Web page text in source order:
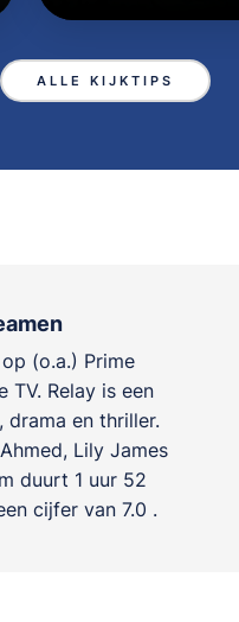
ALLE KIJKTIPS
(o.a.) Prime
TV. Relay is een
drama en thriller.
, Lily James
duurt 1 uur 52
cijfer van 7.0 .